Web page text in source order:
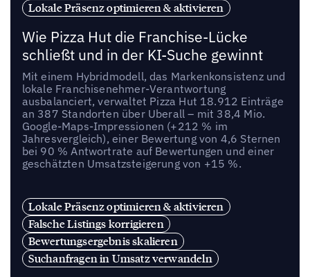
Lokale Präsenz optimieren & aktivieren
Wie Pizza Hut die Franchise-Lücke
schließt und in der KI-Suche gewinnt
Mit einem Hybridmodell, das Markenkonsistenz und
lokale Franchisenehmer-Verantwortung
ausbalanciert, verwaltet Pizza Hut 18.912 Einträge
an 387 Standorten über Uberall – mit 38,4 Mio.
Google-Maps-Impressionen (+212 % im
Jahresvergleich), einer Bewertung von 4,6 Sternen
bei 90 % Antwortrate auf Bewertungen und einer
geschätzten Umsatzsteigerung von +15 %.
Lokale Präsenz optimieren & aktivieren
Falsche Listings korrigieren
Bewertungsergebnis skalieren
Suchanfragen in Umsatz verwandeln